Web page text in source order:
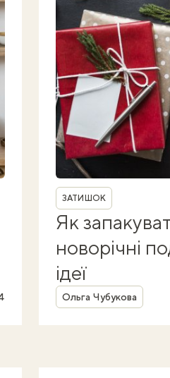
Рубрика
ЗАТИШОК
Як
новорічні
ідеї
Автор
Ольга Чубукова